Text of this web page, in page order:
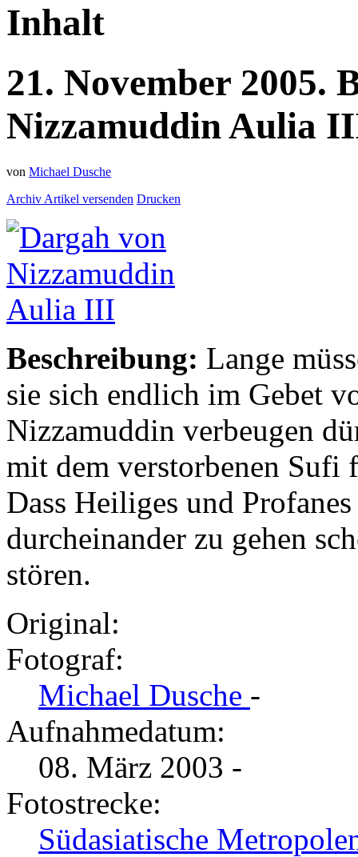
Inhalt
21. November 2005.
Nizzamuddin Aulia
von Michael Dusche
Archiv Artikel versenden Drucken
Beschreibung: Lange
sie sich endlich im Gebet
Nizzamuddin verbeugen
mit dem verstorbenen Sufi
Dass Heiliges und
durcheinander zu gehen
stören.
Original:
Fotograf:
Michael Dusche -
Aufnahmedatum:
08. März 2003 -
Fotostrecke:
Südasiatische